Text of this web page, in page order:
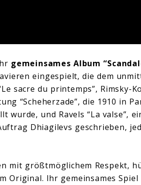
gemeinsames Album
eingespielt, die dem
sacre du printemps”, Rimsky-
“Scheherzade”, die 1910 in
und Ravels “La valse”,
Dhiagilevs geschrieben,
mit größtmöglichem Respekt,
Original. Ihr gemeinsames Spiel